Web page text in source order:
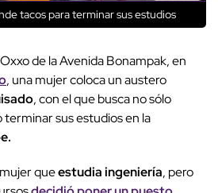
tacos para terminar sus estudios
de la Avenida Bonampak, en
, una mujer coloca un austero
, con el que busca no sólo
terminar sus estudios en la
queestudia ingeniería, pero